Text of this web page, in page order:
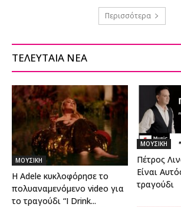
Περισσότερα
ΤΕΛΕΥΤΑΙΑ ΝΕΑ
ΜΟΥΣΙΚΗ
Η Adele κυκλοφόρησε το
πολυαναμενόμενο video για
το τραγούδι “I Drink...
ΜΟΥΣΙΚΗ
Πέτρος
Είναι
τραγούδι